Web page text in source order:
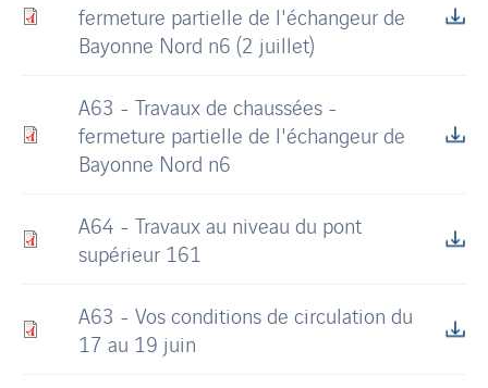
fermeture partielle de l'échangeur de
Bayonne Nord n6 (2 juillet)
A63 - Travaux de chaussées -
fermeture partielle de l'échangeur de
Bayonne Nord n6
A64 - Travaux au niveau du pont
supérieur 161
A63 - Vos conditions de circulation du
17 au 19 juin